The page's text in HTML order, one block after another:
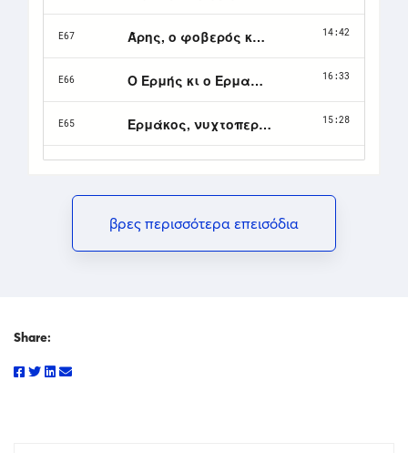
βρες περισσότερα επεισόδια
Share: